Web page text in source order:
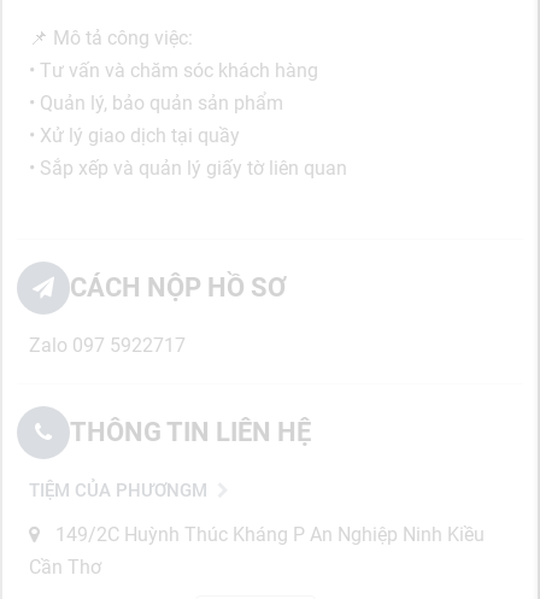
📌 Mô tả công việc:
• Tư vấn và chăm sóc khách hàng
• Quản lý, bảo quản sản phẩm
• Xử lý giao dịch tại quầy
• Sắp xếp và quản lý giấy tờ liên quan
CÁCH NỘP HỒ SƠ
Zalo 097 5922717
THÔNG TIN LIÊN HỆ
TIỆM CỦA PHƯƠNGM
149/2C Huỳnh Thúc Kháng P An Nghiệp Ninh Kiều
Cần Thơ